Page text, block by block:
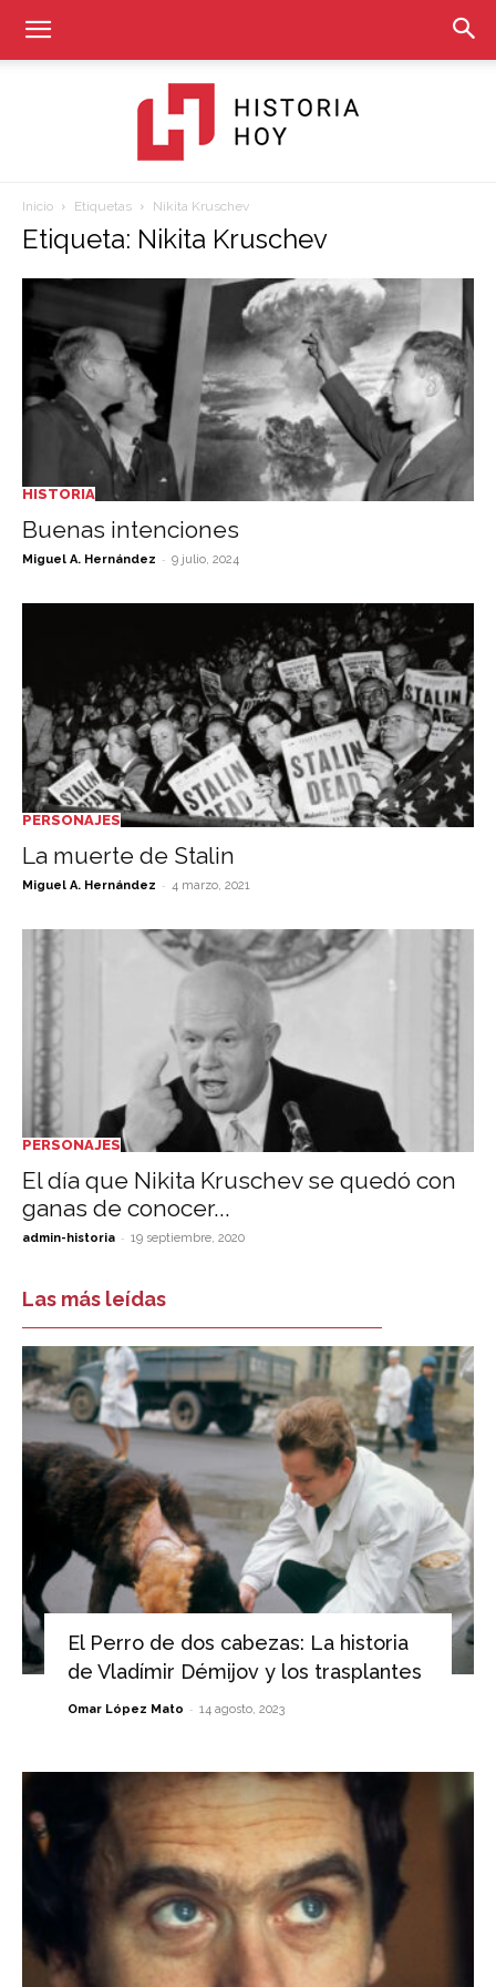
Historia
Hoy
Inicio Etiquetas Nikita Kruschev
Etiqueta: Nikita Kruschev
HISTORIA
Buenas intenciones
Miguel A. Hernández - 9 julio, 2024
PERSONAJES
La muerte de Stalin
Miguel A. Hernández - 4 marzo, 2021
PERSONAJES
El día que Nikita Kruschev se quedó con
ganas de conocer...
admin-historia - 19 septiembre, 2020
Las más leídas
El Perro de dos cabezas: La historia
de Vladímir Démijov y los trasplantes
Omar López Mato - 14 agosto, 2023